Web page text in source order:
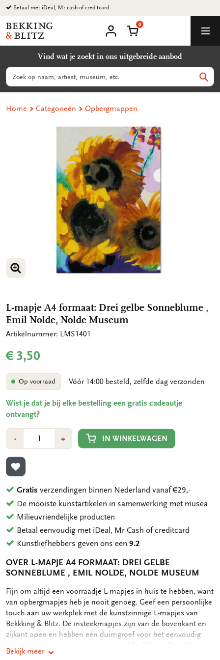
Ga
naar
content
Betaal met iDeal, Mr cash of creditcard
Bekking
&
B.V.
account
Winkelmand
0
Vind wat je zoekt in ons uitgebreide aanbod
Zoeken
Home Categorieën Opbergmappen
VERGROOT AFBEELDING
L-mapje A4 formaat: Drei gelbe Sonneblume ,
Emil Nolde, Nolde Museum
Artikelnummer: LMS1401
€ 3,50
Op voorraad Vóór 14:00 besteld, zelfde dag verzonden
Wist je dat je bij elke bestelling een gratis cadeautje
ontvangt?
-Min
1
+Plus
1
IN WINKELWAGEN
TOEVOEGEN AAN VERLANGLIJST
Gratis verzendingen binnen Nederland vanaf €29,-
De mooiste kunstartikelen in samenwerking met musea
Milieuvriendelijke producten
Betaal eenvoudig met iDeal, Mr Cash of creditcard
Kunstliefhebbers geven ons een9.2
OVER L-MAPJE A4 FORMAAT: DREI GELBE
SONNEBLUME , EMIL NOLDE, NOLDE MUSEUM
OMSCHRIJVING
Fijn om altijd een voorraadje L-mapjes in huis te hebben, want
van opbergmapjes heb je nooit genoeg. Geef een persoonlijke
touch aan uw werkplek met de kunstzinnige L-mapjes van
Bekkking & Blitz. De insteekmapjes zijn van de bovenkant en
zijkant open en hebben een duimgroef voor het eenvoudig
A4 formaat documenten - Full color print op zowel voor als
Bekijk meer